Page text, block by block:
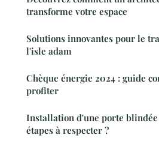
transforme votre espace
Solutions innovantes pour le
l'isle adam
Chèque énergie 2024 : guide
profiter
Installation d'une porte
étapes à respecter ?